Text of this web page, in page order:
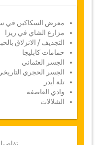
ايميل بالبريد الإلكتروني
خصم 50 % من المبلغ كامل
أما الإلغاءات التي
للاسترداد.
قد تضطر جازيكوورلد
ظروف خارجة عن
هذه الحالات، تقدم
كامل للمبلغ المدفوع.
معرض السكاكين في
مزارع الشاي في ريزا
التجديف / الانزلاق
حمامات كابليجا
الجسر العثماني
الجسر الحجري
تلة أيدر
وادي العاصفة
الشلالات